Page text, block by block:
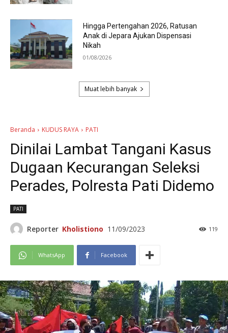
Hingga Pertengahan 2026, Ratusan
Anak di Jepara Ajukan Dispensasi
Nikah
01/08/2026
Muat lebih banyak